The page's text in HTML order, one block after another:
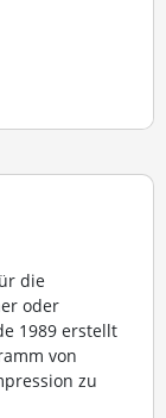
die
oder
1989 erstellt
von
zu